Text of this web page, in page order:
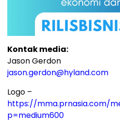
Kontak media:
Jason Gerdon
jason.gerdon@hyland.com
Logo –
https://mma.prnasia.com/
p=medium600